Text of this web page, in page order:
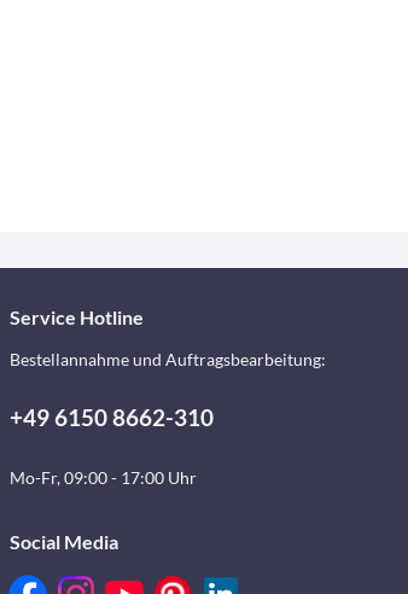
Service Hotline
Bestellannahme und Auftragsbearbeitung:
+49 6150 8662-310
Mo-Fr, 09:00 - 17:00 Uhr
Social Media